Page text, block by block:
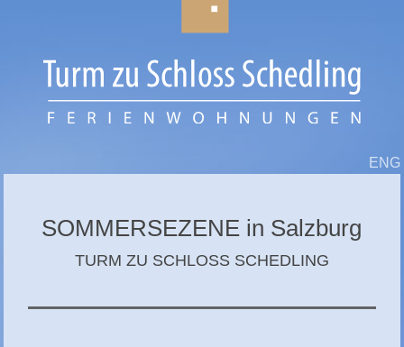
TURMPALAIS
HERZOGPALAIS
CHIEMGAU
CHIEMSEE
ENG
SOMMERSEZENE in Salzburg
TURM ZU SCHLOSS SCHEDLING